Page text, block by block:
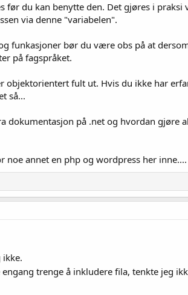
før du kan benytte den. Det gjøres i
via denne "variabelen".
funkasjoner bør du være obs på at
på fagspråket.
objektorientert fult ut. Hvis du ikke har
så...
dokumentasjon på .net og hvordan
noe annet en php og wordpress her inne....
ikke.
trenge å inkludere fila, tenkte jeg